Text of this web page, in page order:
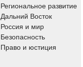
Региональное развитие
Дальний Восток
Россия и мир
Безопасность
Право и юстиция